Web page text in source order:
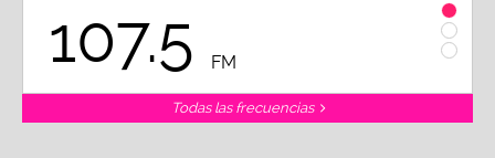
107.5 FM
Todas las frecuencias